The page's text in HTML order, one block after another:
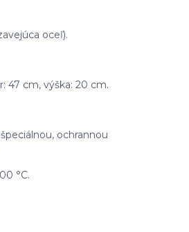
oceľ).
47 cm, výška: 20 cm.
ochrannou
°C.